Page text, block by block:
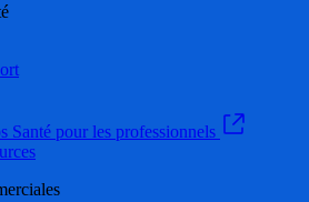
Santé pour les professionnels